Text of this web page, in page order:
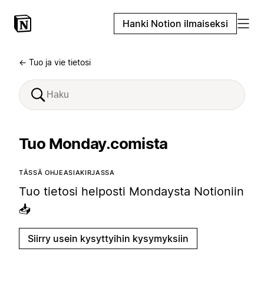
Hanki Notion ilmaiseksi
← Tuo ja vie tietosi
Tuo Monday.comista
TÄSSÄ OHJEASIAKIRJASSA
Tuo tietosi helposti Mondaysta Notioniin
📥
Siirry usein kysyttyihin kysymyksiin